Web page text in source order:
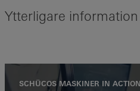
Ytterligare information
SCHÜCOS MASKINER IN ACTION